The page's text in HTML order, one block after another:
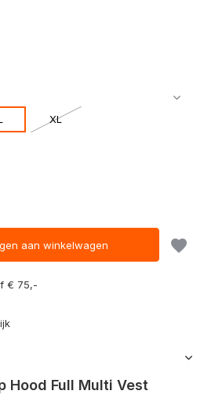
XL
aan winkelwagen
€ 75,-
Hood Full Multi Vest